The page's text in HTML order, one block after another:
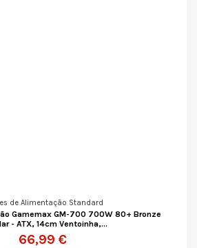
de Alimentação Standard
Gamemax GM-700 700W 80+ Bronze
- ATX, 14cm Ventoinha,...
66,99 €